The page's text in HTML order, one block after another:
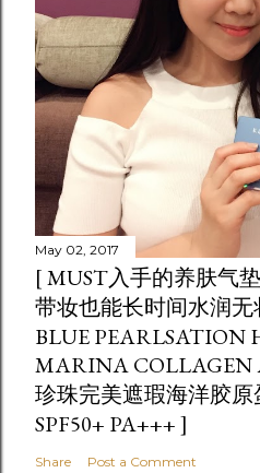
May 02, 2017
[ MUST入手的养肤气
带妆也能长时间水润
BLUE PEARLSATION
MARINA COLLAGEN
珍珠完美遮瑕海洋胶
SPF50+ PA+++ ]
Share Post a Comment